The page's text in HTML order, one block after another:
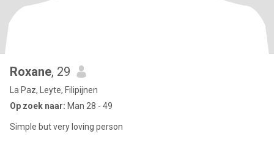
Roxane, 29
La Paz, Leyte, Filipijnen
Op zoek naar: Man 28 - 49
Simple but very loving person